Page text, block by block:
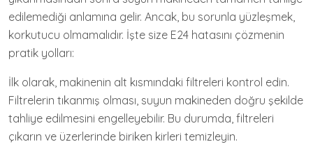
edilemediği anlamına gelir. Ancak, bu sorunla yüzleşmek,
korkutucu olmamalıdır. İşte size E24 hatasını çözmenin
pratik yolları:
İlk olarak, makinenin alt kısmındaki filtreleri kontrol edin.
Filtrelerin tıkanmış olması, suyun makineden doğru şekilde
tahliye edilmesini engelleyebilir. Bu durumda, filtreleri
çıkarın ve üzerlerinde biriken kirleri temizleyin.